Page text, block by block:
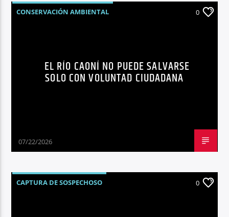
CONSERVACIÓN AMBIENTAL 0
EL RÍO CAONÍ NO PUEDE SALVARSE
SOLO CON VOLUNTAD CIUDADANA
07/22/2026
CAPTURA DE SOSPECHOSO 0